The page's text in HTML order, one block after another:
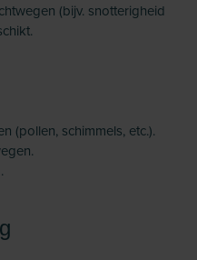
(bijv. snotterigheid
(pollen, schimmels, etc.).